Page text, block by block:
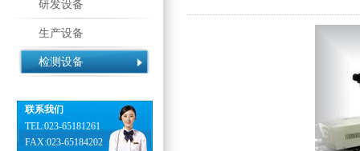
研发设备
生产设备
检测设备
联系我们
TEL:023-65181261
FAX:023-65184202